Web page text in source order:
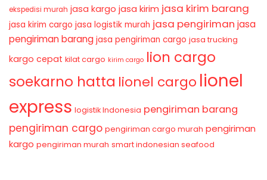
ekspedisi murah jasa kargo jasa kirim jasa kirim barang
jasa kirim cargo jasa logistik murah jasa pengiriman jasa
pengiriman barang jasa pengiriman cargo jasa trucking
kargo cepat kilat cargo kirim cargo lion cargo
soekarno hatta lionel cargo lionel
express logistik Indonesia pengiriman barang
pengiriman cargo pengiriman cargo murah pengiriman
kargo pengiriman murah smart indonesian seafood